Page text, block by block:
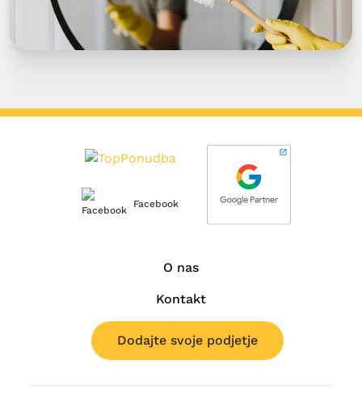
Facebook
O nas
Kontakt
Dodajte svoje podjetje